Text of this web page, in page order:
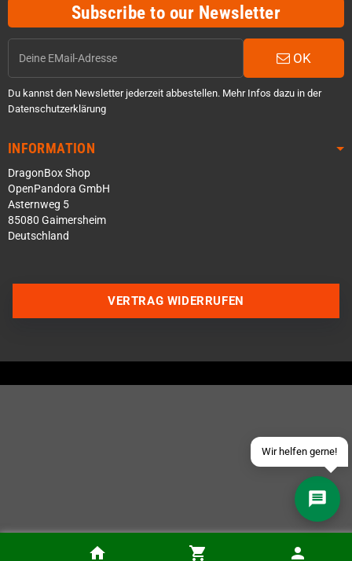
Subscribe to our Newsletter
OK
Du kannst den Newsletter jederzeit abbestellen. Mehr Infos dazu in der
Datenschutzerklärung
INFORMATION
DragonBox Shop
OpenPandora GmbH
Asternweg 5
85080 Gaimersheim
Deutschland
Wir helfen gerne!
Über WhatsApp schreiben
Schick uns eine eMail
VERTRAG WIDERRUFEN